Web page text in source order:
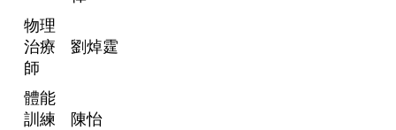
物理
治療
師
劉焯霆
體能
訓練
陳怡